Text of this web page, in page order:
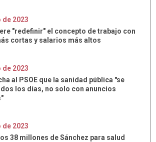
de 2023
"redefinir" el concepto de trabajo con
cortas y salarios más altos
de 2023
al PSOE que la sanidad pública "se
los días, no solo con anuncios
de 2023
38 millones de Sánchez para salud